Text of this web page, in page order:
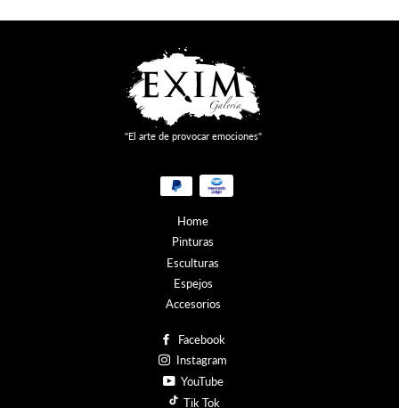
"El arte de provocar emociones"
Métodos
de
pago
Home
Pinturas
Esculturas
Espejos
Accesorios
Facebook
Instagram
YouTube
Tik Tok